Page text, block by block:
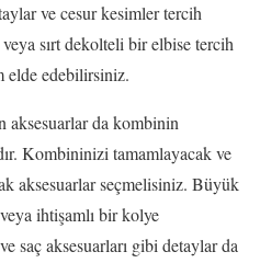
ve cesur kesimler tercih
sırt dekolteli bir elbise tercih
elde edebilirsiniz.
aksesuarlar da kombinin
Kombininizi tamamlayacak ve
aksesuarlar seçmelisiniz. Büyük
ihtişamlı bir kolye
saç aksesuarları gibi detaylar da